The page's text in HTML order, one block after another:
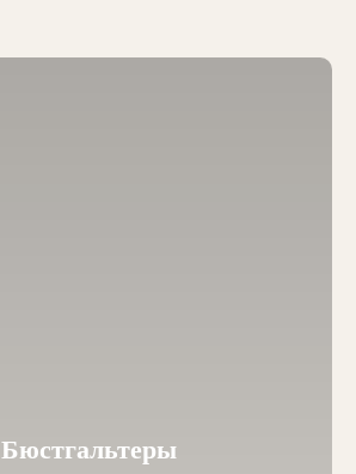
Бюстгальтеры